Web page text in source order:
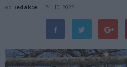
od redakce - 24. 10. 2022